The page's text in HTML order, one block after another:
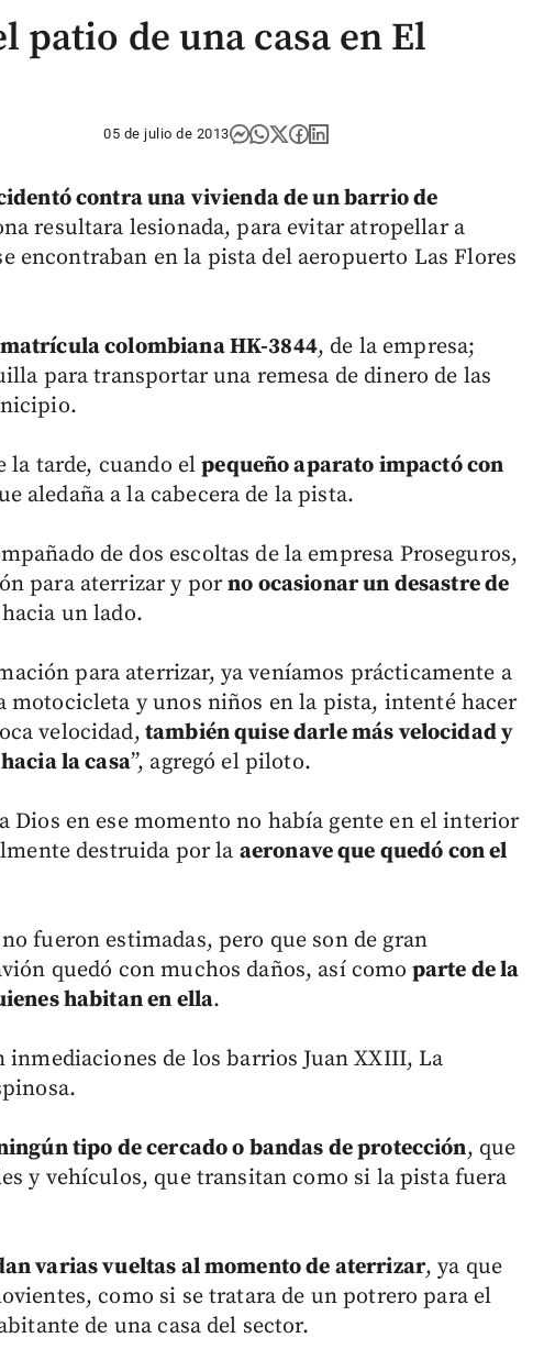
patio de una casa en El
05 de julio de 2013
contra una vivienda de un barrio de
resultara lesionada, para evitar atropellar a
encontraban en la pista del aeropuerto Las Flores
colombiana HK-3844, de la empresa;
para transportar una remesa de dinero de las
la tarde, cuando elpequeño aparato impactó con
aledaña a la cabecera de la pista.
de dos escoltas de la empresa Proseguros,
para aterrizar y porno ocasionar un desastre de
un lado.
para aterrizar, ya veníamos prácticamente a
motocicleta y unos niños en la pista, intenté hacer
velocidad, también quise darle más velocidad y
la casa”, agregó el piloto.
Dios en ese momento no había gente en el interior
destruida por la aeronave que quedó con el
fueron estimadas, pero que son de gran
quedó con muchos daños, así como parte de la
habitan en ella.
inmediaciones de los barrios Juan XXIII, La
tipo de cercado o bandas de protección, que
y vehículos, que transitan como si la pista fuera
varias vueltas al momento de aterrizar, ya que
como si se tratara de un potrero para el
de una casa del sector.